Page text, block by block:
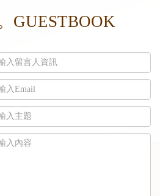
GUESTBOOK